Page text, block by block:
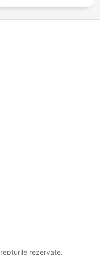
rezervate.